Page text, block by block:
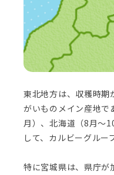
東北地方は、収穫時期
がいものメイン産地で
月）、北海道（8月～
して、カルビーグルー
特に宮城県は、県庁が